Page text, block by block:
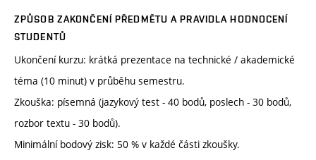
ZPŮSOB ZAKONČENÍ PŘEDMĚTU A PRAVIDLA HODNOCENÍ
STUDENTŮ
Ukončení kurzu: krátká prezentace na technické / akademické
téma (10 minut) v průběhu semestru.
Zkouška: písemná (jazykový test - 40 bodů, poslech - 30 bodů,
rozbor textu - 30 bodů).
Minimální bodový zisk: 50 % v každé části zkoušky.